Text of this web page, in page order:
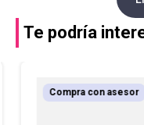
Te podría
Compra con asesor